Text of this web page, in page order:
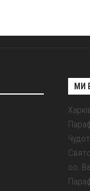
МИ
оо.